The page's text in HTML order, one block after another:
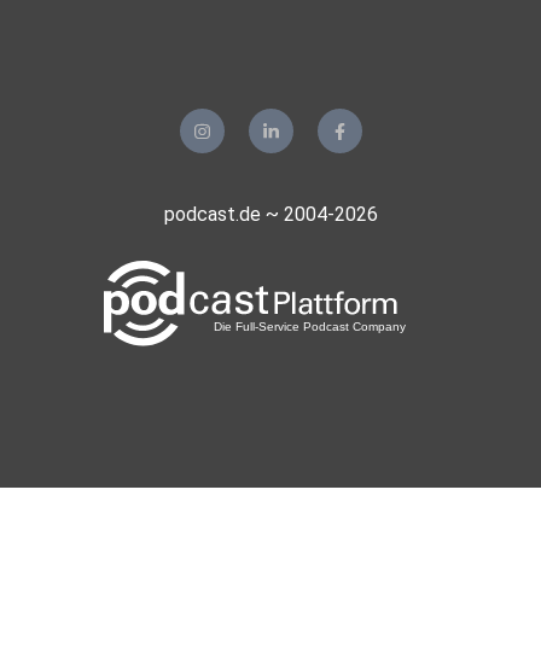
by Barbara Peddinghaus ist ein renommiertes Lehrinstitut
internationalen Human Design Schule (IHDS)
podcast.de ~ 2004-2026